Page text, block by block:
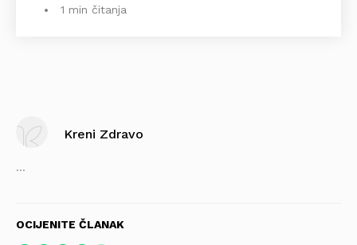
1 min čitanja
Kreni Zdravo
...
OCIJENITE ČLANAK